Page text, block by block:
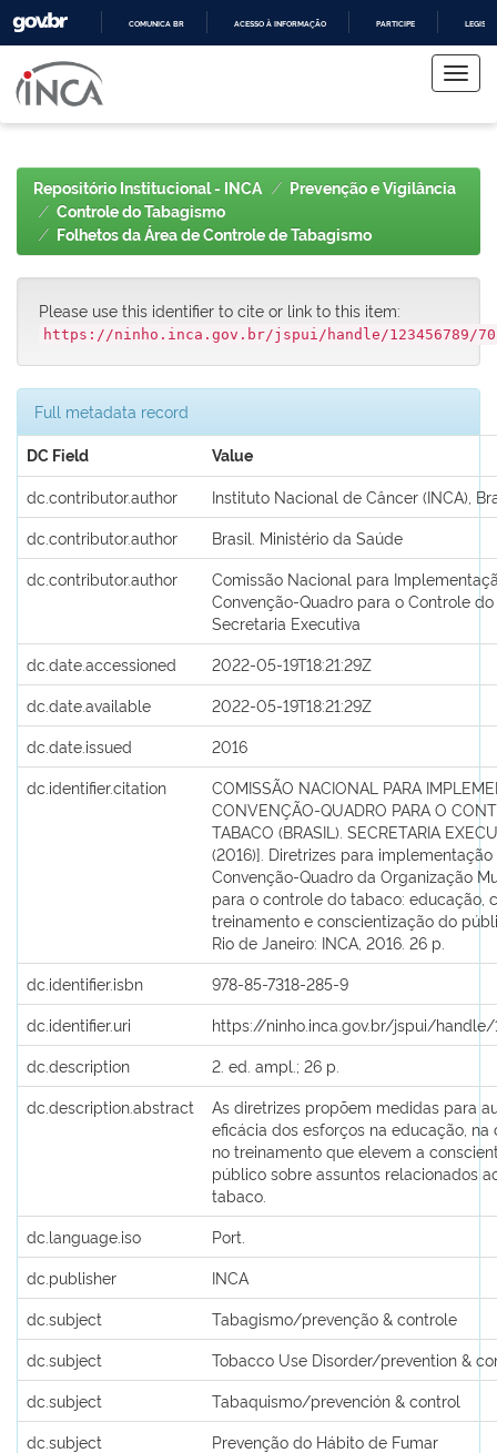
COMUNICA BR ACESSO À INFORMAÇÃO PARTICIPE
navigation
Repositório Institucional - INCA
Prevenção e Vigilância
Controle do Tabagismo
Folhetos da Área de Controle de Tabagismo
Please use this identifier to cite or link to this item:
https://ninho.inca.gov.br/jspui/handle/123456789/
Full metadata record
DC Field Value
dc.contributor.author
Instituto Nacional de Câncer (INCA),
dc.contributor.author
Brasil. Ministério da Saúde
dc.contributor.author
Comissão Nacional para
Convenção-Quadro para o Controle do
Secretaria Executiva
dc.date.accessioned
2022-05-19T18:21:29Z
dc.date.available
2022-05-19T18:21:29Z
dc.date.issued
2016
dc.identifier.citation
COMISSÃO NACIONAL PARA
CONVENÇÃO-QUADRO PARA O
TABACO (BRASIL). SECRETARIA
(2016)]. Diretrizes para
Convenção-Quadro da Organização
para o controle do tabaco: educação,
treinamento e conscientização do
Rio de Janeiro: INCA, 2016. 26 p.
dc.identifier.isbn
978-85-7318-285-9
dc.identifier.uri
https://ninho.inca.gov.br/jspui/handle/
dc.description
2. ed. ampl.; 26 p.
dc.description.abstract
As diretrizes propõem medidas para
eficácia dos esforços na educação, na
no treinamento que elevem a
público sobre assuntos relacionados
tabaco.
dc.language.iso
Port.
dc.publisher
INCA
dc.subject
Tabagismo/prevenção & controle
dc.subject
Tobacco Use Disorder/prevention &
dc.subject
Tabaquismo/prevención & control
dc.subject
Prevenção do Hábito de Fumar